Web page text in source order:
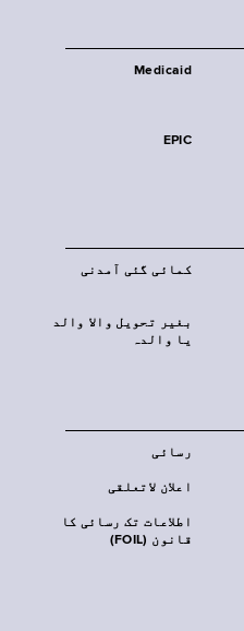
Medicaid
EPIC
کمائی گئی آمدنی
بغیر تحویل والا والد
یا والدہ
رسائی
اعلان لاتعلقی
اطلاعات تک رسائی کا
قانون (FOIL)